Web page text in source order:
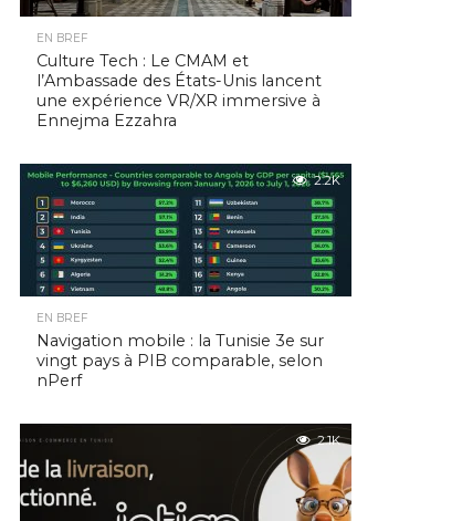
EN BREF
Culture Tech : Le CMAM et
l’Ambassade des États-Unis lancent
une expérience VR/XR immersive à
Ennejma Ezzahra
2.2K
EN BREF
Navigation mobile : la Tunisie 3e sur
vingt pays à PIB comparable, selon
nPerf
2.1K